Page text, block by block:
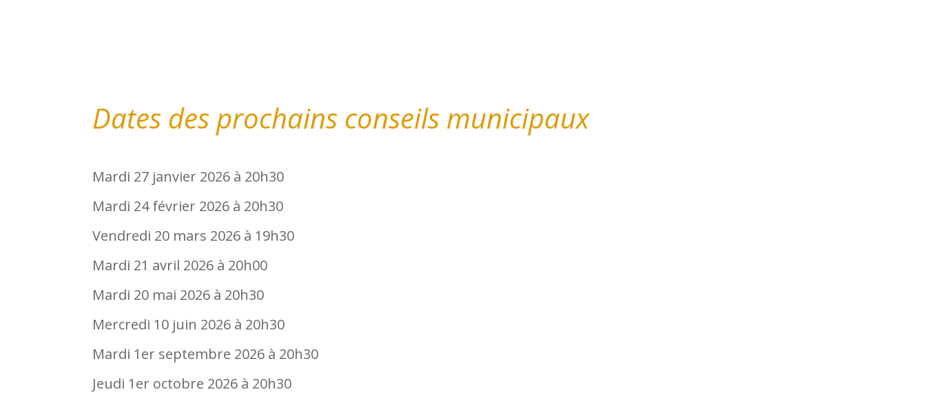
Dates des prochains conseils municipaux
Mardi 27 janvier 2026 à 20h30
Mardi 24 février 2026 à 20h30
Vendredi 20 mars 2026 à 19h30
Mardi 21 avril 2026 à 20h00
Mardi 20 mai 2026 à 20h30
Mercredi 10 juin 2026 à 20h30
Mardi 1er septembre 2026 à 20h30
Jeudi 1er octobre 2026 à 20h30